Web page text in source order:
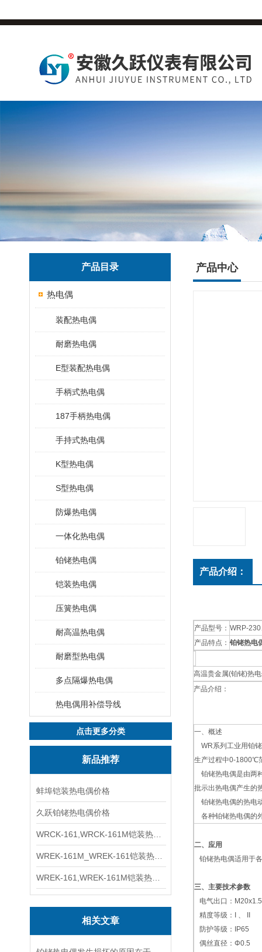
产品目录
热电偶
装配热电偶
耐磨热电偶
E型装配热电偶
手柄式热电偶
187手柄热电偶
手持式热电偶
K型热电偶
S型热电偶
防爆热电偶
一体化热电偶
铂铑热电偶
铠装热电偶
压簧热电偶
耐高温热电偶
耐磨型热电偶
多点隔爆热电偶
热电偶用补偿导线
点击更多分类
新品推荐
蚌埠铠装热电偶价格
久跃铂铑热电偶价格
相关文章
产品中心
产品介绍：
产品型号： WRP-
产品特点： 铂铑热电
高温贵金属(铂铑)热
产品介绍：
一、概述
WR系列工业用铂铑
生产过程中0-1800℃
铂铑热电偶是由两
批示出热电偶产生的
铂铑热电偶的热电
各种铂铑热电偶的
二、应用
铂铑热电偶适用于
三、主要技术参数
电气出口：
精度等级：I 、 II
防护等级：IP65
偶丝直径：Φ0.5